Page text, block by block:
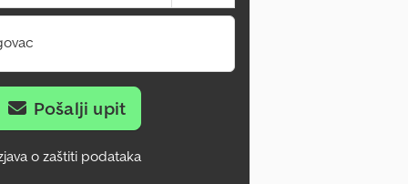
Pošalji upit
o zaštiti podataka